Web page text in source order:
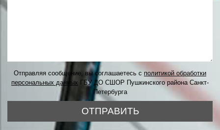
Отправляя сообщение, вы соглашаетесь с политикой обработки
персональных данных ГБУ ДО СШОР Пушкинского района Санкт-
Петербурга
ОТПРАВИТЬ